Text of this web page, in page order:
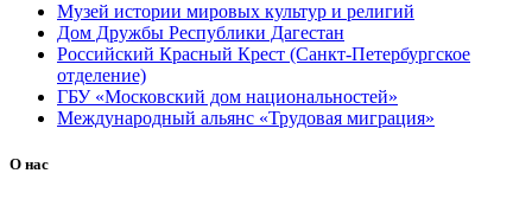
Музей истории мировых культур и религий
Дом Дружбы Республики Дагестан
Российский Красный Крест (Санкт-Петербургское
отделение)
ГБУ «Московский дом национальностей»
Международный альянс «Трудовая миграция»
О нас